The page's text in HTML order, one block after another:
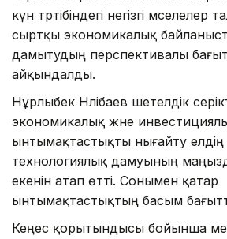
күн тәртібіндегі негізгі мәселелер
сыртқы экономикалық
дамытудың перспективалы
айқындалды.
Нұрлыбек Нәлібаев шетелдік
экономикалық және
ынтымақтастықты нығайту елдің
технологиялық дамуының
екенін атап өтті. Сонымен қатар
ынтымақтастықтың басым
Кеңес қорытындысы бойынша